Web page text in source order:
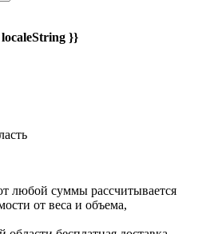
}}
любой суммы рассчитывается
от веса и объема,